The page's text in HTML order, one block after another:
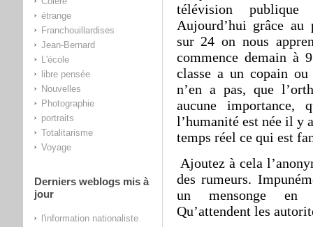
étrange
Franchouillardises
Jean-Bernard
L'école
libre pensée
Nouvelles
Photographie
portraits
Totalitarisme
Voyage
Derniers weblogs mis à
jour
l'information nationaliste
télévision
Aujourd’hui grâce au
sur 24 on nous
commence demain à
classe a un copain
n’en a pas, que
aucune
l’humanité est née il y
temps réel ce qui est
Ajoutez à cela
des rumeurs.
un mensonge en
Qu’attendent les